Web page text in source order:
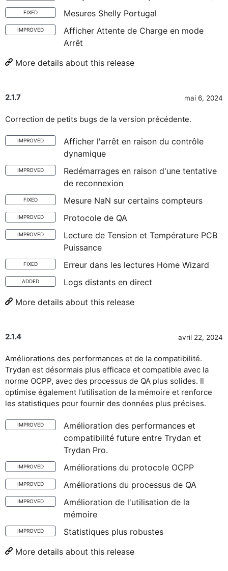
FIXED Mesures Shelly Portugal
IMPROVED
Afficher Attente de Charge en mode
Arrêt
More details about this release
2.1.7 mai 6, 2024
Correction de petits bugs de la version précédente.
IMPROVED
Afficher l'arrêt en raison du contrôle
dynamique
IMPROVED
Redémarrages en raison d'une tentative
de reconnexion
FIXED Mesure NaN sur certains compteurs
IMPROVED Protocole de QA
IMPROVED
Lecture de Tension et Température PCB
Puissance
FIXED Erreur dans les lectures Home Wizard
ADDED
Logs distants en direct
More details about this release
2.1.4 avril 22, 2024
Améliorations des performances et de la compatibilité.
Trydan est désormais plus efficace et compatible avec la
norme OCPP, avec des processus de QA plus solides. Il
optimise également l’utilisation de la mémoire et renforce
les statistiques pour fournir des données plus précises.
IMPROVED
Amélioration des performances et
compatibilité future entre Trydan et
Trydan Pro.
IMPROVED Améliorations du protocole OCPP
IMPROVED Améliorations du processus de QA
IMPROVED
Amélioration de l'utilisation de la
mémoire
IMPROVED
Statistiques plus robustes
More details about this release